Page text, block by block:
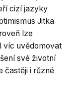
cizí jazyky
Jitka
lze
víc uvědomovat
své životní
častěji i různé